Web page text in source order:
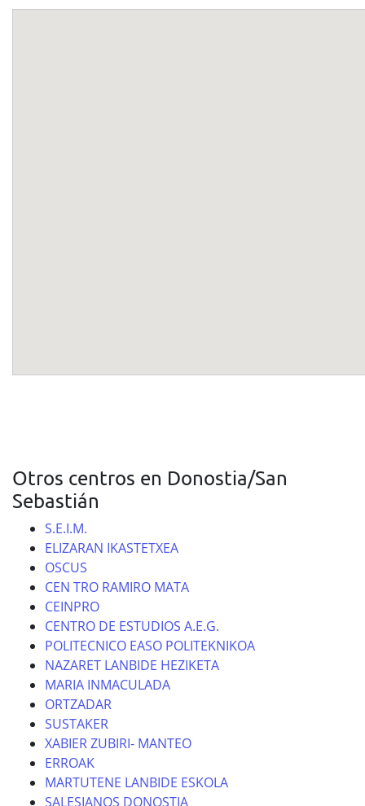
Otros centros en Donostia/San
Sebastián
S.E.I.M.
ELIZARAN IKASTETXEA
OSCUS
CEN TRO RAMIRO MATA
CEINPRO
CENTRO DE ESTUDIOS A.E.G.
POLITECNICO EASO POLITEKNIKOA
NAZARET LANBIDE HEZIKETA
MARIA INMACULADA
ORTZADAR
SUSTAKER
XABIER ZUBIRI- MANTEO
ERROAK
MARTUTENE LANBIDE ESKOLA
SALESIANOS DONOSTIA